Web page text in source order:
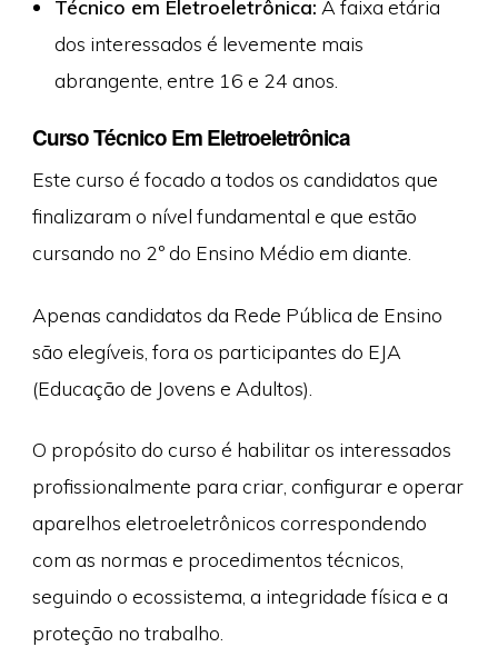
Técnico em Eletroeletrônica: A faixa etária
dos interessados é levemente mais
abrangente, entre 16 e 24 anos.
Curso Técnico Em Eletroeletrônica
Este curso é focado a todos os candidatos que
finalizaram o nível fundamental e que estão
cursando no 2º do Ensino Médio em diante.
Apenas candidatos da Rede Pública de Ensino
são elegíveis, fora os participantes do EJA
(Educação de Jovens e Adultos).
O propósito do curso é habilitar os interessados
profissionalmente para criar, configurar e operar
aparelhos eletroeletrônicos correspondendo
com as normas e procedimentos técnicos,
seguindo o ecossistema, a integridade física e a
proteção no trabalho.